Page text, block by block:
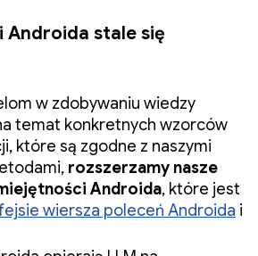
Androida stale się
w zdobywaniu wiedzy
temat konkretnych wzorców
które są zgodne z naszymi
rozszerzamy nasze
Androida, które jest
wiersza poleceń Androida i